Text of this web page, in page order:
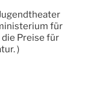
für
die Preise für
)